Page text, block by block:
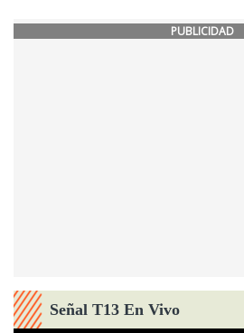
PUBLICIDAD
Señal T13 En Vivo